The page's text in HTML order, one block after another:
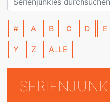
# A B C D E
Y Z ALLE